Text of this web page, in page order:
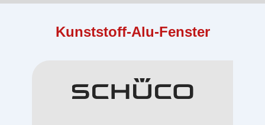
Kunststoff-Alu-Fenster